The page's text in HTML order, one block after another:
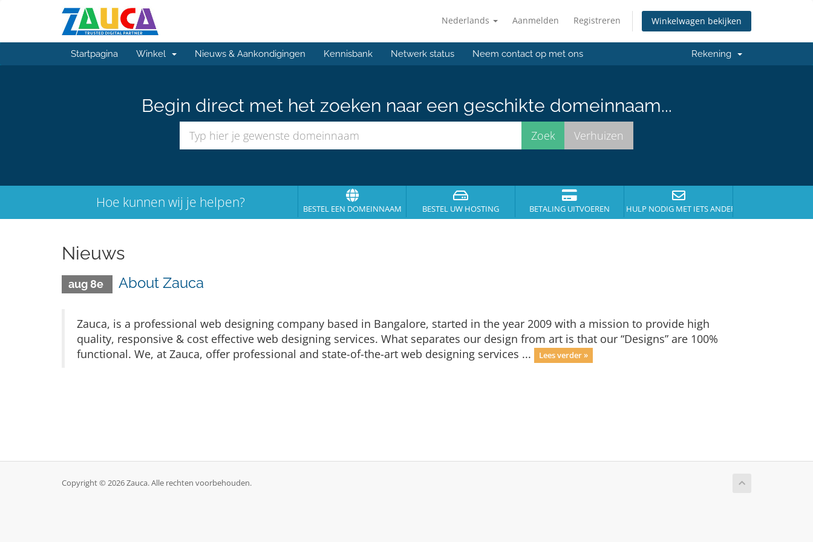
Nederlands Aanmelden Registreren Winkelwagen bekijken
Startpagina Winkel Nieuws & Aankondigingen Kennisbank Netwerk status Neem contact op met ons Rekening
Begin direct met het zoeken naar een geschikte domeinnaam...
Hoe kunnen wij je helpen? BESTEL EEN DOMEINNAAM BESTEL UW HOSTING BETALING UITVOEREN HULP NODIG MET IETS ANDERS?
Nieuws
aug 8e About Zauca
Zauca, is a professional web designing company based in Bangalore, started in the year 2009 with a mission to provide high
quality, responsive & cost effective web designing services. What separates our design from art is that our “Designs” are 100%
functional. We, at Zauca, offer professional and state-of-the-art web designing services ...
Lees verder »
Copyright © 2026 Zauca. Alle rechten voorbehouden.